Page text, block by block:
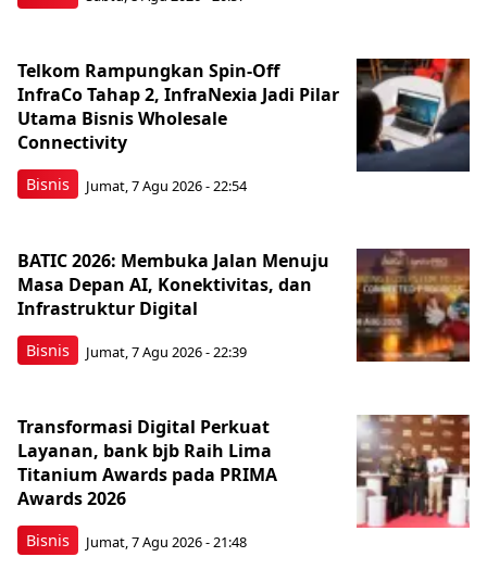
Bisnis
Telkom Rampungkan Spin-Off
InfraCo Tahap 2, InfraNexia Jadi Pilar
Utama Bisnis Wholesale
Connectivity
Jumat, 7 Agu 2026 - 22:54
Bisnis
BATIC 2026: Membuka Jalan Menuju
Masa Depan AI, Konektivitas, dan
Infrastruktur Digital
Jumat, 7 Agu 2026 - 22:39
Bisnis
Transformasi Digital Perkuat
Layanan, bank bjb Raih Lima
Titanium Awards pada PRIMA
Awards 2026
Jumat, 7 Agu 2026 - 21:48